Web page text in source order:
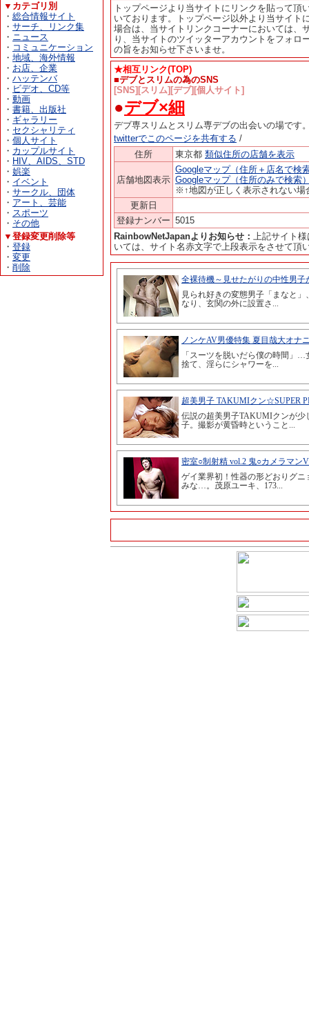
▼カテゴリ別
・ 総合情報サイト
・ サーチ、リンク集
・ ニュース
・ コミュニケーション
・ 地域、海外情報
・ お店、企業
・ ハッテンバ
・ ビデオ、CD等
・ 動画
・ 書籍、出版社
・ ギャラリー
・ セクシャリティ
・ 個人サイト
・ カップルサイト
・ HIV、AIDS、STD
・ 娯楽
・ イベント
・ サークル、団体
・ アート、芸能
・ スポーツ
・ その他
▼登録変更削除等
・ 登録
・ 変更
・ 削除
トップページより当サイトにリンクを貼って
いております。トップページ以外より当サイト
場合は、当サイトリンクコーナーにおいては、
り、当サイトのツイッターアカウントをフォ
の旨をお知らせ下さいませ。
★相互リンク(TOP)
■デブとスリムの為のSNS
[SNS][スリム][デブ][個人サイト]
●デブ×細
デブ専スリムとスリム専デブの出会いの場です
twitterでこのページを共有する /
住所
東京都 類似住所の店舗を表示
店舗地図表示
Googleマップ（住所＋店名で検
Googleマップ（住所のみで検索
※↑地図が正しく表示されない場
更新日
登録ナンバー 5015
RainbowNetJapanよりお知らせ： 上記サイト
いては、サイト名赤文字で上段表示をさせて頂